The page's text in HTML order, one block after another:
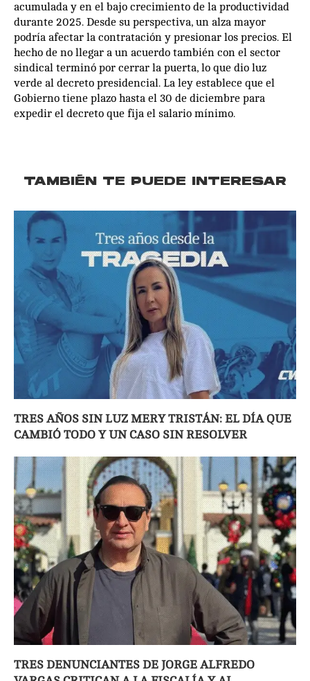
acumulada y en el bajo crecimiento de la productividad
durante 2025. Desde su perspectiva, un alza mayor
podría afectar la contratación y presionar los precios. El
hecho de no llegar a un acuerdo también con el sector
sindical terminó por cerrar la puerta, lo que dio luz
verde al decreto presidencial. La ley establece que el
Gobierno tiene plazo hasta el 30 de diciembre para
expedir el decreto que fija el salario mínimo.
TAMBIÉN TE PUEDE INTERESAR
TRES AÑOS SIN LUZ MERY TRISTÁN: EL DÍA QUE
CAMBIÓ TODO Y UN CASO SIN RESOLVER
TRES DENUNCIANTES DE JORGE ALFREDO